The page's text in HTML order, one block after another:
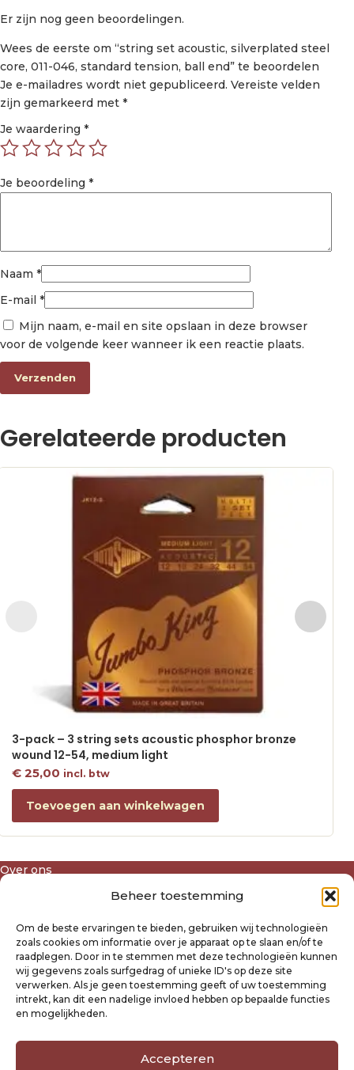
Beheer toestemming
Om de beste ervaringen te bieden, gebruiken wij technologieën
zoals cookies om informatie over je apparaat op te slaan en/of te
raadplegen. Door in te stemmen met deze technologieën kunnen
wij gegevens zoals surfgedrag of unieke ID's op deze site
verwerken. Als je geen toestemming geeft of uw toestemming
intrekt, kan dit een nadelige invloed hebben op bepaalde functies
en mogelijkheden.
Accepteren
Er zijn nog geen beoordelingen.
Wees de eerste om “string set acoustic, silverplated steel
core, 011-046, standard tension, ball end” te beoordelen
Je e-mailadres wordt niet gepubliceerd. Vereiste velden
zijn gemarkeerd met *
Je waardering *
Je beoordeling *
Naam *
E-mail *
Mijn naam, e-mail en site opslaan in deze browser
voor de volgende keer wanneer ik een reactie plaats.
Gerelateerde producten
3-pack – 3 string sets acoustic phosphor bronze
wound 12-54, medium light
€25,00 incl. btw
Toevoegen aan winkelwagen
Over ons
Privacyverklaring Raysland
Cookiebeleid
Mijn account
Klantenservice
Contact
Verzending- en retourbeleid